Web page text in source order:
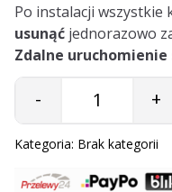
Po instalacji wszystkie
usunąć jednorazowo
Zdalne uruchomienie
Quantity
- +
Kategoria: Brak kategorii